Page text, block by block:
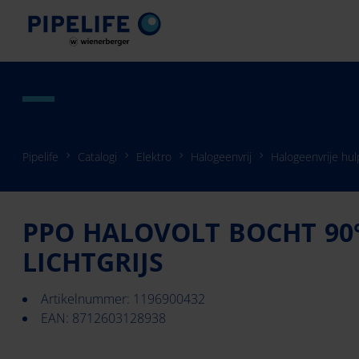
Pipelife Catalogi Elektro Halogeenvrij Halogeenvrije
PPO HALOVOLT BOCHT
LICHTGRIJS
Artikelnummer: 1196900432
EAN: 8712603128938